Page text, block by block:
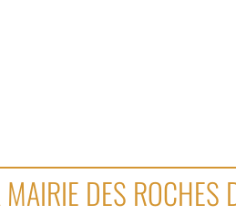
DES ROCHES